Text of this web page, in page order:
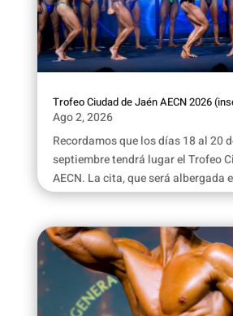
Trofeo Ciudad de Jaén AECN 2026
Ago 2, 2026
Recordamos que los días 18 al 20
septiembre tendrá lugar el Trofeo
AECN. La cita, que será albergada